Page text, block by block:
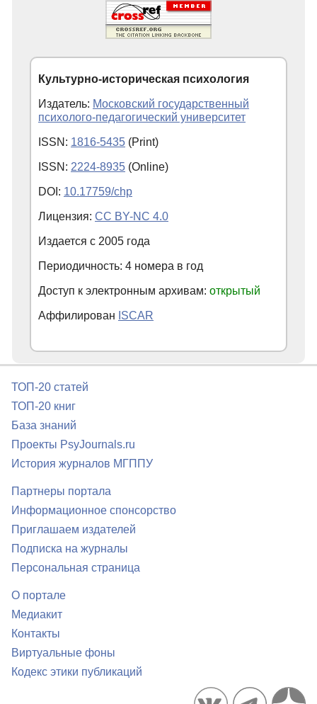
Культурно-историческая психология
Издатель: Московский государственный
психолого-педагогический университет
ISSN: 1816-5435 (Print)
ISSN: 2224-8935 (Online)
DOI: 10.17759/chp
Лицензия: CC BY-NC 4.0
Издается с 2005 года
Периодичность: 4 номера в год
Доступ к электронным архивам: открытый
Аффилирован ISCAR
ТОП-20 статей
ТОП-20 книг
База знаний
Проекты PsyJournals.ru
История журналов МГППУ
Партнеры портала
Информационное спонсорство
Приглашаем издателей
Подписка на журналы
Персональная страница
О портале
Медиакит
Контакты
Виртуальные фоны
Кодекс этики публикаций